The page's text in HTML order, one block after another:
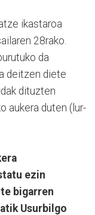
ikastaroa
28rako.
da
deitzen diete
dituzten
aukera duten (lur-
ezin
bigarren
Usurbilgo